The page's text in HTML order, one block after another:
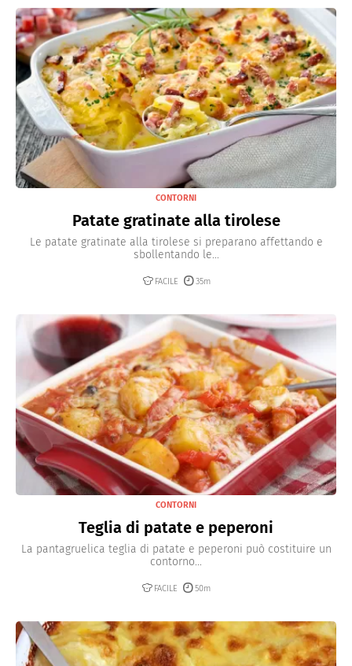
CONTORNI
Patate gratinate alla tirolese
Le patate gratinate alla tirolese si preparano affettando e
sbollentando le...
FACILE 35m
CONTORNI
Teglia di patate e peperoni
La pantagruelica teglia di patate e peperoni può costituire un
contorno...
FACILE 50m